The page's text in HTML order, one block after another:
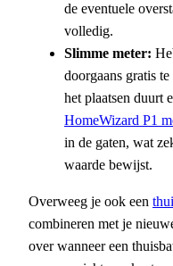
de eventuele
volledig.
Slimme meter:
doorgaans gratis
het plaatsen duurt
HomeWizard P1
in de gaten, wat
waarde bewijst.
Overweeg je ook een
combineren met je
over wanneer een